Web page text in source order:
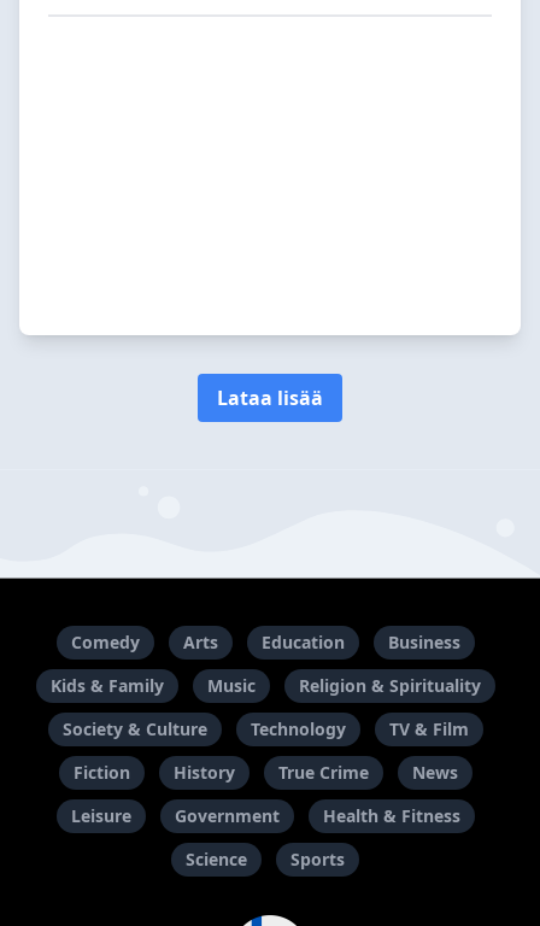
Lataa lisää
Comedy Arts Education
Business
Kids & Family
Music
Religion & Spirituality
Society & Culture
Technology
TV & Film
Fiction
History True Crime
News
Leisure
Government
Health & Fitness
Science
Sports